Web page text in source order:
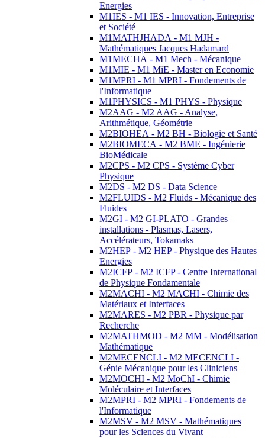
Energies
M1IES - M1 IES - Innovation, Entreprise
et Société
M1MATHJHADA - M1 MJH -
Mathématiques Jacques Hadamard
M1MECHA - M1 Mech - Mécanique
M1MIE - M1 MiE - Master en Economie
M1MPRI - M1 MPRI - Fondements de
l'Informatique
M1PHYSICS - M1 PHYS - Physique
M2AAG - M2 AAG - Analyse,
Arithmétique, Géométrie
M2BIOHEA - M2 BH - Biologie et Santé
M2BIOMECA - M2 BME - Ingénierie
BioMédicale
M2CPS - M2 CPS - Système Cyber
Physique
M2DS - M2 DS - Data Science
M2FLUIDS - M2 Fluids - Mécanique des
Fluides
M2GI - M2 GI-PLATO - Grandes
installations - Plasmas, Lasers,
Accélérateurs, Tokamaks
M2HEP - M2 HEP - Physique des Hautes
Energies
M2ICFP - M2 ICFP - Centre International
de Physique Fondamentale
M2MACHI - M2 MACHI - Chimie des
Matériaux et Interfaces
M2MARES - M2 PBR - Physique par
Recherche
M2MATHMOD - M2 MM - Modélisation
Mathématique
M2MECENCLI - M2 MECENCLI -
Génie Mécanique pour les Cliniciens
M2MOCHI - M2 MoChI - Chimie
Moléculaire et Interfaces
M2MPRI - M2 MPRI - Fondements de
l'Informatique
M2MSV - M2 MSV - Mathématiques
pour les Sciences du Vivant